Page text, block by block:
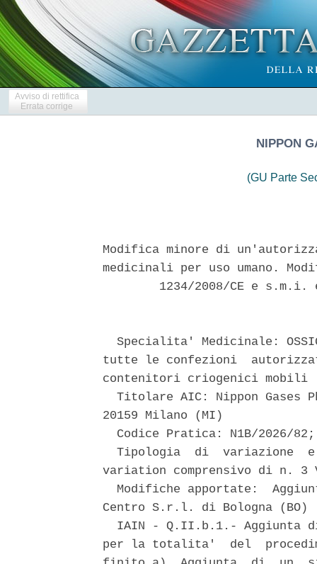
Avviso di rettifica
Errata corrige
NIPPON
(GU Parte
Modifica minore di
medicinali per uso umano.
1234/2008/CE e
Specialita' Medicinale:
tutte le confezioni
contenitori criogenici mobili
Titolare AIC: Nippon Gases
20159 Milano (MI)
Codice Pratica: N1B/2026/
Tipologia  di  variazione
variation comprensivo di n.
Modifiche apportate:
Centro S.r.l. di Bologna (BO)
IAIN - Q.II.b.1.- Aggiunta
per la totalita'  del